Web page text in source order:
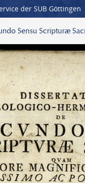
der SUB Göttingen
Sensu Scripturæ